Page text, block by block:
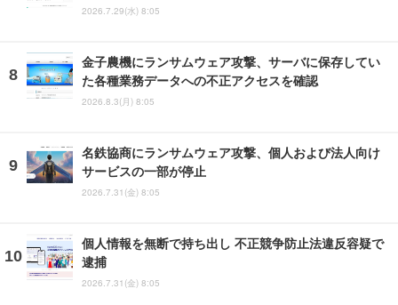
2026.7.29(水) 8:05
金子農機にランサムウェア攻撃、サーバに保存してい
た各種業務データへの不正アクセスを確認
2026.8.3(月) 8:05
名鉄協商にランサムウェア攻撃、個人および法人向け
サービスの一部が停止
2026.7.31(金) 8:05
個人情報を無断で持ち出し 不正競争防止法違反容疑で
逮捕
2026.7.31(金) 8:05